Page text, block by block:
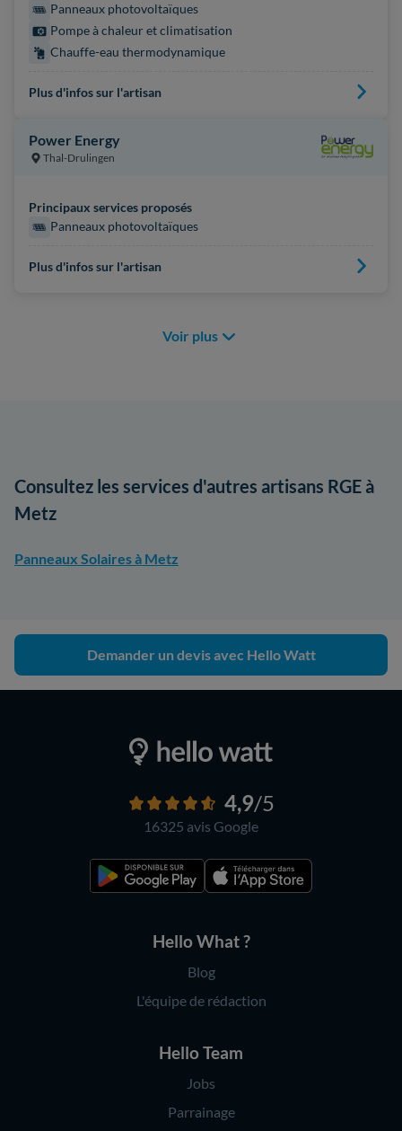
Panneaux photovoltaïques
Pompe à chaleur et climatisation
Chauffe-eau thermodynamique
Plus d'infos sur l'artisan
Power Energy
Thal-Drulingen
Principaux services proposés
Panneaux photovoltaïques
Plus d'infos sur l'artisan
Voir plus
Consultez les services d'autres artisans RGE à
Metz
Panneaux Solaires à Metz
Demander un devis avec Hello Watt
4,9/5
16325 avis Google
Hello What ?
Blog
L'équipe de rédaction
Hello Team
Jobs
Parrainage